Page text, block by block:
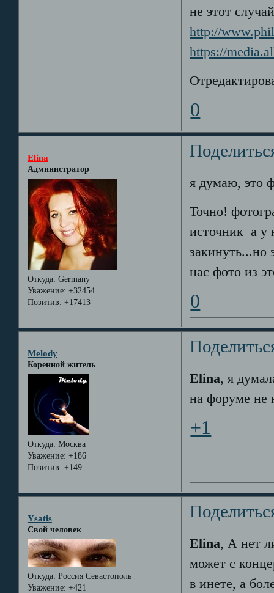
не этот
http://
https://
0
Elina
Администратор
Откуда: Germany
Уважение: +32454
Позитив: +17413
я думаю, это
Точно!
источника у
закинуть...но
нас фото из
0
Melody
Коренной житель
Откуда: Москва
Уважение: +186
Позитив: +149
Elina, я
на форуме не
+1
Ysatis
Свой человек
Откуда: Россия Севастополь
Уважение: +421
Elina, А нет
может с
в инете, а